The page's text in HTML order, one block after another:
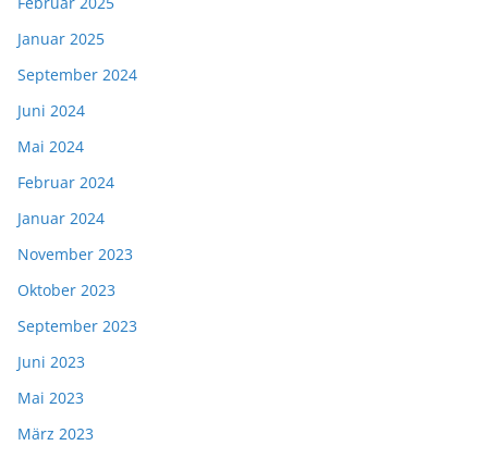
Januar 2025
September 2024
Juni 2024
Mai 2024
Februar 2024
Januar 2024
November 2023
Oktober 2023
September 2023
Juni 2023
Mai 2023
März 2023